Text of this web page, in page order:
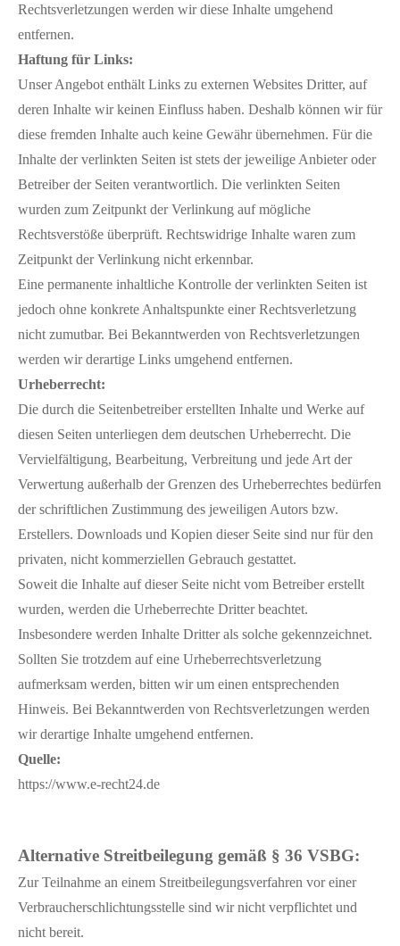
Rechtsverletzungen werden wir diese Inhalte umgehend
entfernen.
Haftung für Links:
Unser Angebot enthält Links zu externen Websites Dritter, auf
deren Inhalte wir keinen Einfluss haben. Deshalb können wir für
diese fremden Inhalte auch keine Gewähr übernehmen. Für die
Inhalte der verlinkten Seiten ist stets der jeweilige Anbieter oder
Betreiber der Seiten verantwortlich. Die verlinkten Seiten
wurden zum Zeitpunkt der Verlinkung auf mögliche
Rechtsverstöße überprüft. Rechtswidrige Inhalte waren zum
Zeitpunkt der Verlinkung nicht erkennbar.
Eine permanente inhaltliche Kontrolle der verlinkten Seiten ist
jedoch ohne konkrete Anhaltspunkte einer Rechtsverletzung
nicht zumutbar. Bei Bekanntwerden von Rechtsverletzungen
werden wir derartige Links umgehend entfernen.
Urheberrecht:
Die durch die Seitenbetreiber erstellten Inhalte und Werke auf
diesen Seiten unterliegen dem deutschen Urheberrecht. Die
Vervielfältigung, Bearbeitung, Verbreitung und jede Art der
Verwertung außerhalb der Grenzen des Urheberrechtes bedürfen
der schriftlichen Zustimmung des jeweiligen Autors bzw.
Erstellers. Downloads und Kopien dieser Seite sind nur für den
privaten, nicht kommerziellen Gebrauch gestattet.
Soweit die Inhalte auf dieser Seite nicht vom Betreiber erstellt
wurden, werden die Urheberrechte Dritter beachtet.
Insbesondere werden Inhalte Dritter als solche gekennzeichnet.
Sollten Sie trotzdem auf eine Urheberrechtsverletzung
aufmerksam werden, bitten wir um einen entsprechenden
Hinweis. Bei Bekanntwerden von Rechtsverletzungen werden
wir derartige Inhalte umgehend entfernen.
Quelle:
https://www.e-recht24.de
Alternative Streitbeilegung gemäß § 36 VSBG:
Zur Teilnahme an einem Streitbeilegungsverfahren vor einer
Verbraucherschlichtungsstelle sind wir nicht verpflichtet und
nicht bereit.